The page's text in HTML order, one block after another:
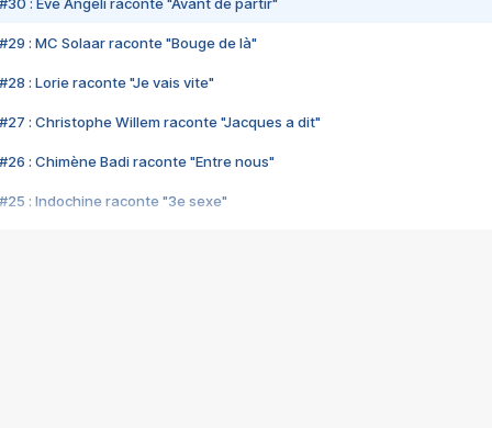
#29 : MC Solaar raconte "Bouge de là"
#28 : Lorie raconte "Je vais vite"
#27 : Christophe Willem raconte "Jacques a dit"
#26 : Chimène Badi raconte "Entre nous"
#25 : Indochine raconte "3e sexe"